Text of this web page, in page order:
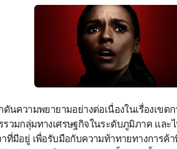
นความพยายามอย่างต่อเนื่องในเรื่องเขต
วมกลุ่มทางเศรษฐกิจในระดับภูมิภาค และไ
ที่มีอยู่ เพื่อรับมือกับความท้าทายทางการค้า